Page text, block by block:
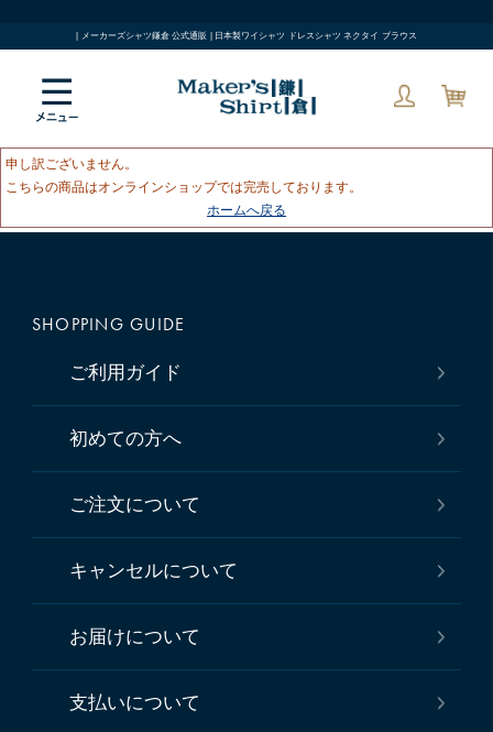
| メーカーズシャツ鎌倉 公式通販 | 日本製ワイシャツ ドレスシャツ ネクタイ ブラウス
申し訳ございません。
こちらの商品はオンラインショップでは完売しております。
ホームへ戻る
SHOPPING GUIDE
ご利用ガイド
初めての方へ
ご注文について
キャンセルについて
お届けについて
支払いについて